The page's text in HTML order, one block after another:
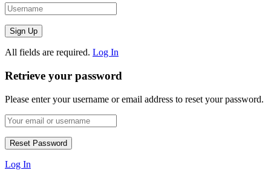
All fields are required. Log In
Retrieve your password
Please enter your username or email address to reset your password.
Log In